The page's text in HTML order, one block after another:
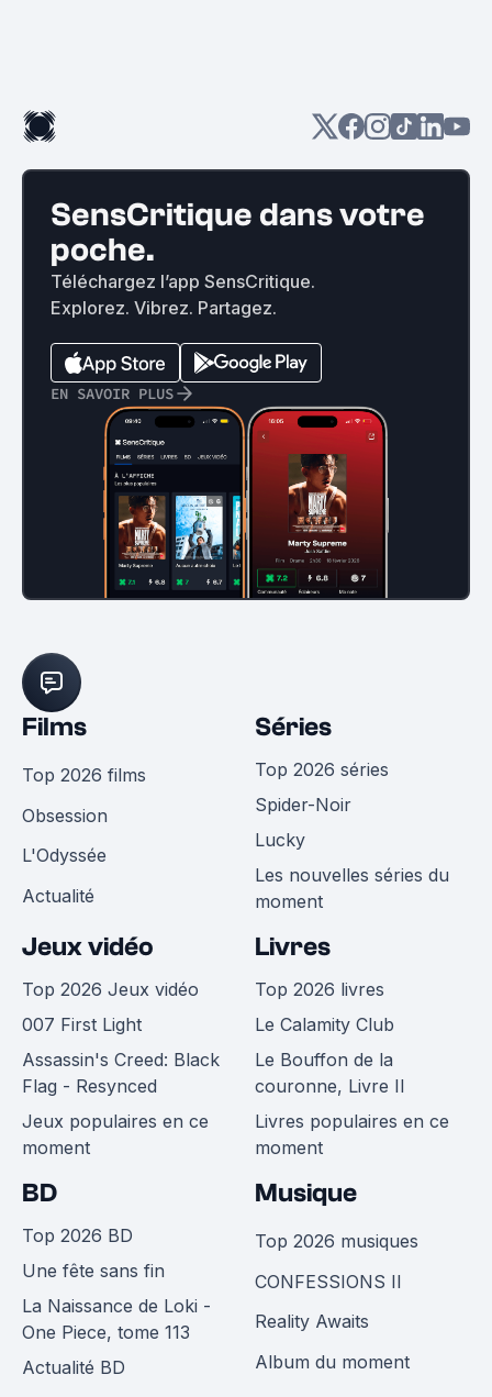
SensCritique dans votre
poche.
Téléchargez l’app SensCritique.
Explorez. Vibrez. Partagez.
EN SAVOIR PLUS
Films
Top 2026 films
Obsession
L'Odyssée
Actualité
Séries
Top 2026 séries
Spider-Noir
Lucky
Les nouvelles séries du
moment
Jeux vidéo
Top 2026 Jeux vidéo
007 First Light
Assassin's Creed: Black
Flag - Resynced
Jeux populaires en ce
moment
Livres
Top 2026 livres
Le Calamity Club
Le Bouffon de la
couronne, Livre II
Livres populaires en ce
moment
BD
Top 2026 BD
Une fête sans fin
La Naissance de Loki -
One Piece, tome 113
Actualité BD
Musique
Top 2026 musiques
CONFESSIONS II
Reality Awaits
Album du moment